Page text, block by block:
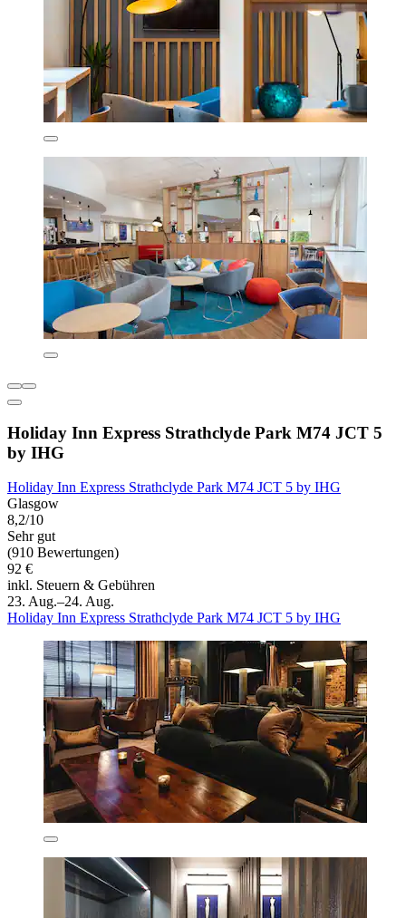
Holiday Inn Express Strathclyde Park M74 JCT 5
by IHG
Holiday Inn Express Strathclyde Park M74 JCT 5 by IHG
Glasgow
8,2/10
Sehr gut
(910 Bewertungen)
92 €
inkl. Steuern & Gebühren
23. Aug.–24. Aug.
Holiday Inn Express Strathclyde Park M74 JCT 5 by IHG